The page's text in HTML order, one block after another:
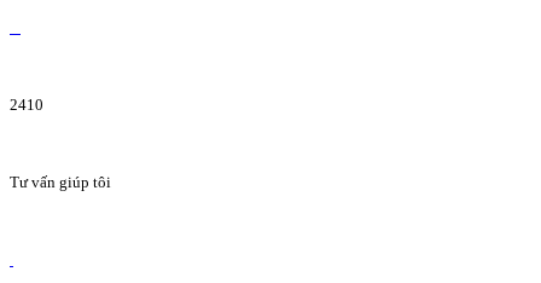
2410
Tư vấn giúp tôi